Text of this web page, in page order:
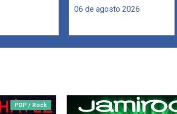
06 de agosto 2026
POP / Rock